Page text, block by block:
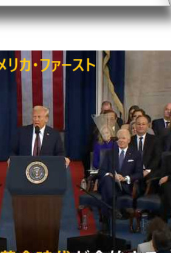
衆国カリフォルニア州の町名メジロモントレー（単勝640
イアンコーラル（２着④）2001年アメリカンボス（単勝4
ラショウリ（単勝200円①）1985年サクラガイセン
円②）等アメリカ合衆国カ...